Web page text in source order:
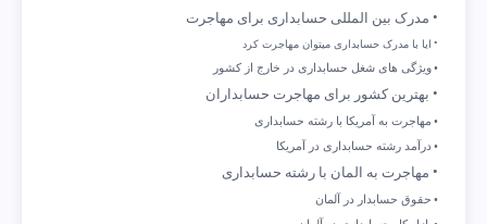
مدرک بین المللی حسابداری برای مهاجرت
ایا با مدرک حسابداری میتوان مهاجرت کرد
ویژگی های شغل حسابداری در خارج از کشور
بهترین کشور برای مهاجرت حسابداران
مهاجرت به آمریکا با رشته حسابداری
درآمد رشته حسابداری در آمریکا
مهاجرت به المان با رشته حسابداری
حقوق حسابدار در آلمان